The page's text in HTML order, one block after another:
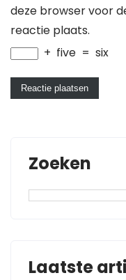
deze browser voor
reactie plaats.
+ five = six
Zoeken
Laatste